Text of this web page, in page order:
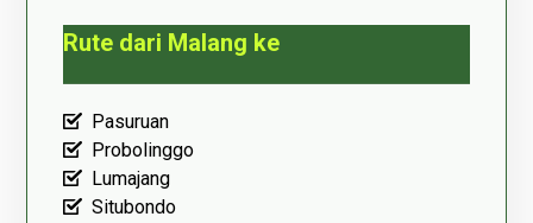
Rute dari Malang ke
Pasuruan
Probolinggo
Lumajang
Situbondo